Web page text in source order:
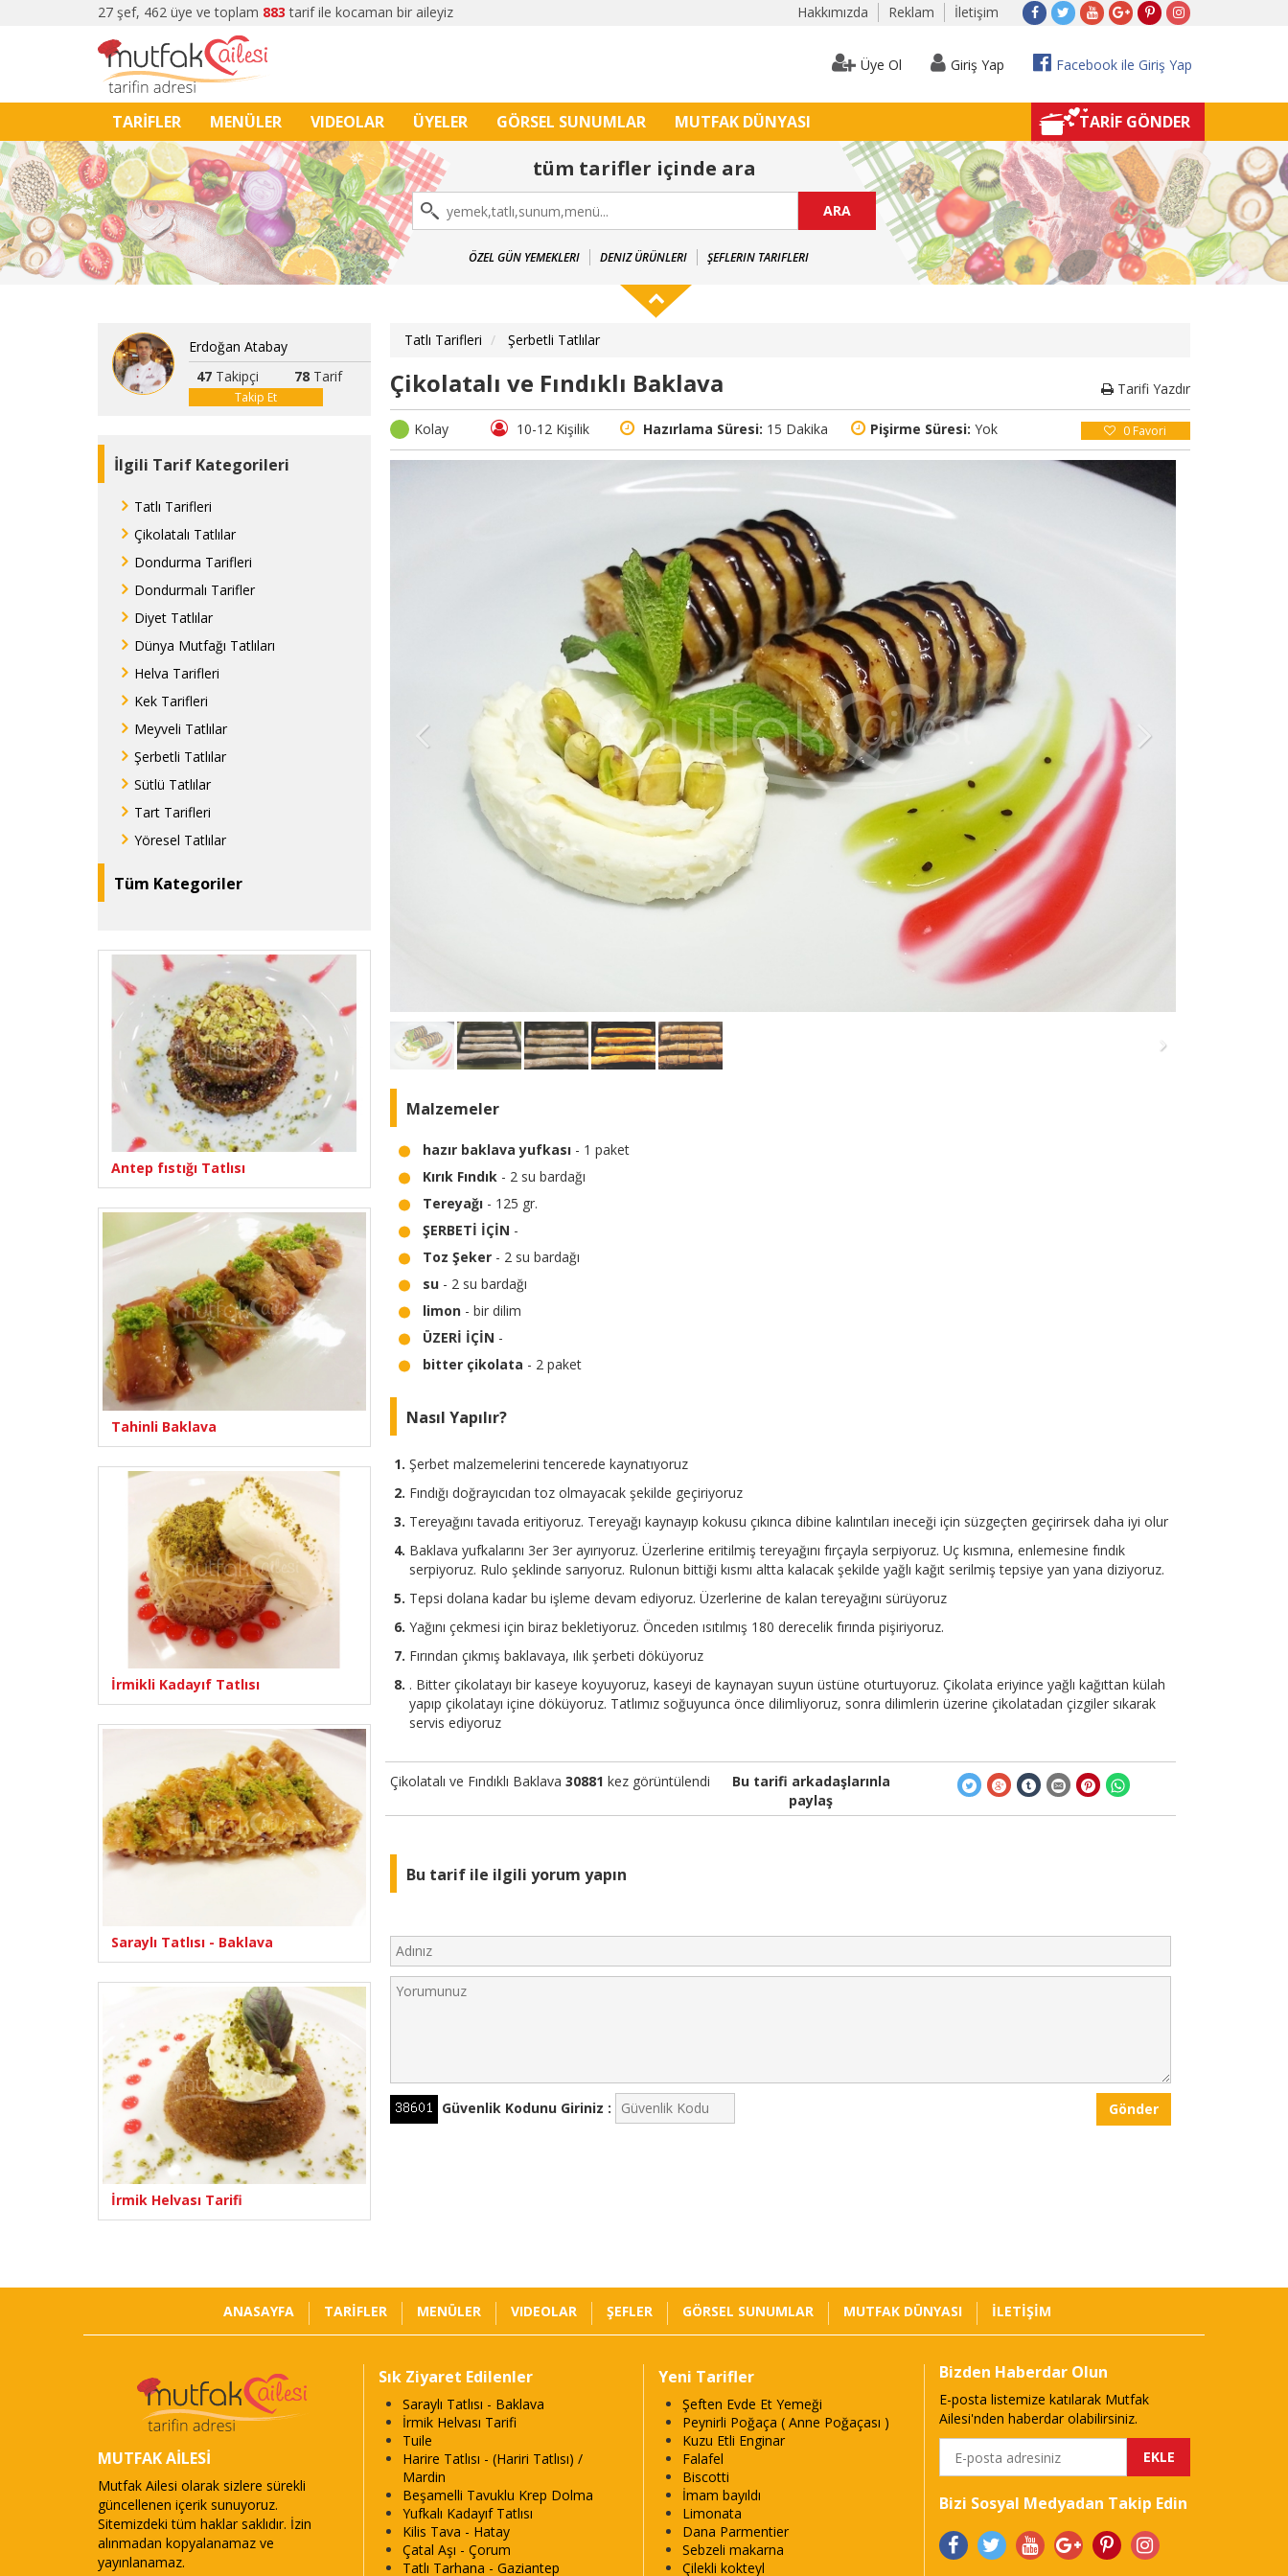
27 şef, 462 üye ve toplam 883 tarif ile kocaman bir aileyiz Hakkımızda Reklam İletişim
Üye Ol Giriş Yap Facebook ile Giriş Yap
TARİFLER MENÜLER VIDEOLAR ÜYELER GÖRSEL SUNUMLAR MUTFAK DÜNYASI TARİF GÖNDER
tüm tarifler içinde ara
ARA
ÖZEL GÜN YEMEKLERI DENIZ ÜRÜNLERI ŞEFLERIN TARIFLERI
Erdoğan Atabay
47Takipçi 78 Tarif
Takip Et
İlgili Tarif Kategorileri
Tatlı Tarifleri
Çikolatalı Tatlılar
Dondurma Tarifleri
Dondurmalı Tarifler
Diyet Tatlılar
Dünya Mutfağı Tatlıları
Helva Tarifleri
Kek Tarifleri
Meyveli Tatlılar
Şerbetli Tatlılar
Sütlü Tatlılar
Tart Tarifleri
Yöresel Tatlılar
Tüm Kategoriler
Antep fıstığı Tatlısı
Tahinli Baklava
İrmikli Kadayıf Tatlısı
Saraylı Tatlısı - Baklava
İrmik Helvası Tarifi
Tatlı Tarifleri Şerbetli Tatlılar
Çikolatalı ve Fındıklı Baklava Tarifi Yazdır
Kolay 10-12 Kişilik Hazırlama Süresi: 15 Dakika Pişirme Süresi: Yok 0 Favori
Malzemeler
hazır baklava yufkası - 1 paket
Kırık Fındık - 2 su bardağı
Tereyağı - 125 gr.
ŞERBETİ İÇİN -
Toz Şeker - 2 su bardağı
su - 2 su bardağı
limon - bir dilim
ÜZERİ İÇİN -
bitter çikolata - 2 paket
Nasıl Yapılır?
Şerbet malzemelerini tencerede kaynatıyoruz
Fındığı doğrayıcıdan toz olmayacak şekilde geçiriyoruz
Tereyağını tavada eritiyoruz. Tereyağı kaynayıp kokusu çıkınca dibine kalıntıları ineceği için süzgeçten geçirirsek daha iyi olur
Baklava yufkalarını 3er 3er ayırıyoruz. Üzerlerine eritilmiş tereyağını fırçayla serpiyoruz. Uç kısmına, enlemesine fındık
serpiyoruz. Rulo şeklinde sarıyoruz. Rulonun bittiği kısmı altta kalacak şekilde yağlı kağıt serilmiş tepsiye yan yana diziyoruz.
Tepsi dolana kadar bu işleme devam ediyoruz. Üzerlerine de kalan tereyağını sürüyoruz
Yağını çekmesi için biraz bekletiyoruz. Önceden ısıtılmış 180 derecelik fırında pişiriyoruz.
Fırından çıkmış baklavaya, ılık şerbeti döküyoruz
. Bitter çikolatayı bir kaseye koyuyoruz, kaseyi de kaynayan suyun üstüne oturtuyoruz. Çikolata eriyince yağlı kağıttan külah
yapıp çikolatayı içine döküyoruz. Tatlımız soğuyunca önce dilimliyoruz, sonra dilimlerin üzerine çikolatadan çizgiler sıkarak
servis ediyoruz
Çikolatalı ve Fındıklı Baklava 30881 kez görüntülendi
Bu tarifi arkadaşlarınla
paylaş
Bu tarif ile ilgili yorum yapın
Güvenlik Kodunu Giriniz : Gönder
ANASAYFA TARİFLER MENÜLER VIDEOLAR ŞEFLER GÖRSEL SUNUMLAR MUTFAK DÜNYASI İLETİŞİM
MUTFAK AİLESİ
Mutfak Ailesi olarak sizlere sürekli
güncellenen içerik sunuyoruz.
Sitemizdeki tüm haklar saklıdır. İzin
alınmadan kopyalanamaz ve
yayınlanamaz.
Sık Ziyaret Edilenler
Saraylı Tatlısı - Baklava
İrmik Helvası Tarifi
Tuile
Harire Tatlısı - (Hariri Tatlısı) /
Mardin
Beşamelli Tavuklu Krep Dolma
Yufkalı Kadayıf Tatlısı
Kilis Tava - Hatay
Çatal Aşı - Çorum
Tatlı Tarhana - Gaziantep
Yeni Tarifler
Şeften Evde Et Yemeği
Peynirli Poğaça ( Anne Poğaçası )
Kuzu Etli Enginar
Falafel
Biscotti
İmam bayıldı
Limonata
Dana Parmentier
Sebzeli makarna
Çilekli kokteyl
Bizden Haberdar Olun
E-posta listemize katılarak Mutfak
Ailesi'nden haberdar olabilirsiniz.
EKLE
Bizi Sosyal Medyadan Takip Edin